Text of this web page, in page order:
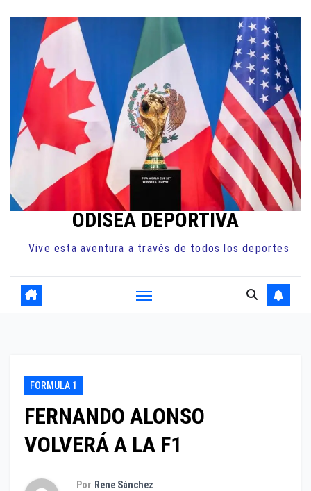
contenido
ODISEA DEPORTIVA
Vive esta aventura a través de todos los deportes
FORMULA 1
FERNANDO ALONSO
VOLVERÁ A LA F1
Por Rene Sánchez